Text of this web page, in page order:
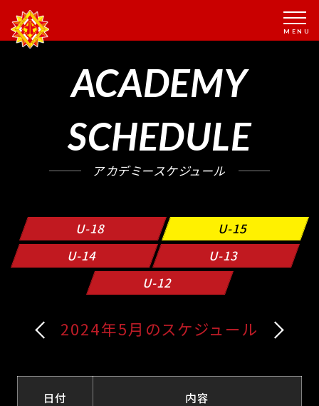
ACADEMY
SCHEDULE
アカデミースケジュール
U-18
U-15
U-14
U-13
U-12
2024年5月のスケジュール
日付 内容